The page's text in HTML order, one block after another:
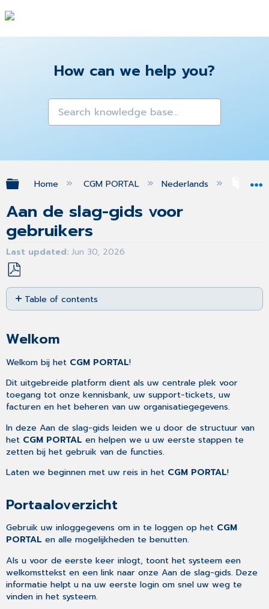
How can we help you?
Expand/collapse global hierarchy
Home CGM PORTAL Nederlands
Aan de slag-gids voor
gebruikers
Last updated Jun 30, 2026
Save
as
PDF
Table of contents
Uw
eerste
stappen...
1. Pas
uw Profielinstellingen
aan
2.
Maak
een
support
ticket
Controleer
uw Notificaties
4.
gepersonaliseerde
ticket-
filters
in
Welkom
Welkom bij het CGM PORTAL!
Dit uitgebreide platform dient als uw centrale plek voor
toegang tot onze kennisbank, uw support-tickets, uw
facturen en het beheren van uw organisatiegegevens.
In deze Aan de slag-gids leiden we u door de structuur van
het CGM PORTAL en helpen we u uw eerste stappen te
zetten bij het gebruik van de functies.
Laten we beginnen met uw reis in het CGM PORTAL!
Portaaloverzicht
Gebruik uw inloggegevens om in te loggen op het CGM
PORTAL en alle mogelijkheden te benutten.
Als u voor de eerste keer inlogt, toont het systeem een
welkomsttekst en een link naar onze Aan de slag-gids. Deze
informatie helpt u na uw eerste login om snel uw weg te
vinden in het systeem.